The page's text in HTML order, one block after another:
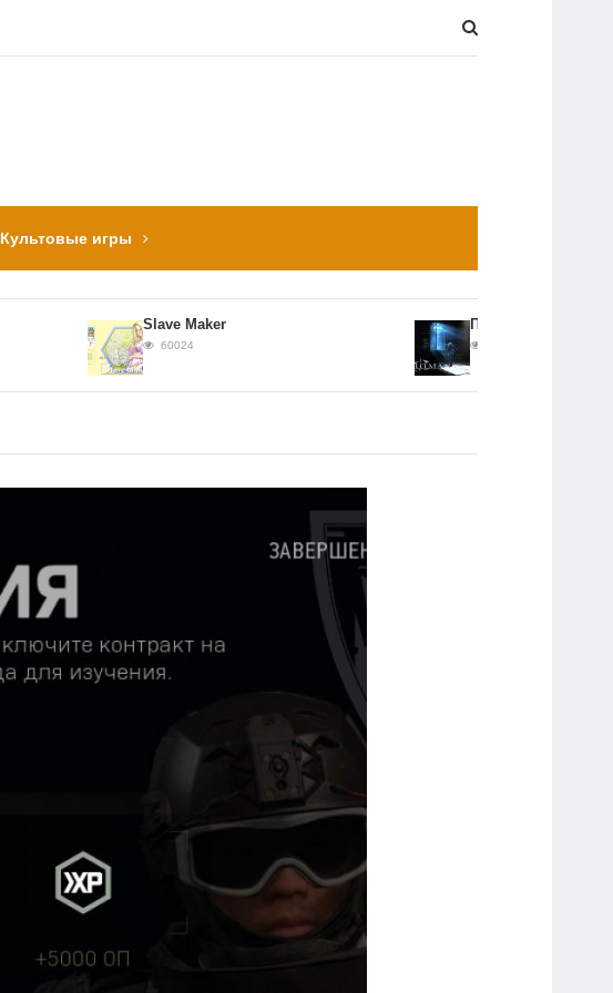
Культовые игры
Slave Maker
60024
Прохождение Hitman:
56651